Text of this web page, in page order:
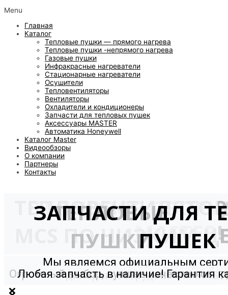
Menu
Главная
Каталог
Тепловые пушки — прямого нагрева
Тепловые пушки -непрямого нагрева
Газовые пушки
Инфракрасные нагреватели
Стационарные нагреватели
Осушители
Тепловентиляторы
Вентиляторы
Охладители и кондиционеры
Запчасти для тепловых пушек
Аксессуары MASTER
Автоматика Honeywell
Каталог Master
Видеообзоры
О компании
Партнеры
Контакты
ТЕПЛОВОЕ
MASTER!
Мы являемся официальным
дилером оборудования
MCS ПО НИЗКИМ
ТЕПЛОВЫЕ
ПУШКИ
Огромный выбор, лучшее качество от
ЗАПЧАСТИ ДЛЯ
ПУШЕК
Любая запчасть в наличие! Гарантия